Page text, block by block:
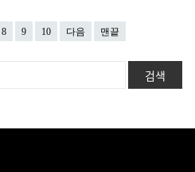
8 9 10 다음 맨끝